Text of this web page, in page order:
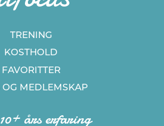
TRENING
KOSTHOLD
FAVORITTER
OG MEDLEMSKAP
10+ års erfaring